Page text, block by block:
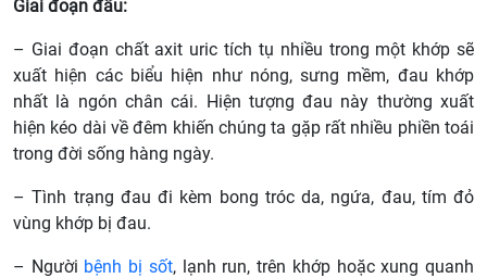
Giai đoạn đầu:
– Giai đoạn chất axit uric tích tụ nhiều trong một khớp sẽ
xuất hiện các biểu hiện như nóng, sưng mềm, đau khớp
nhất là ngón chân cái. Hiện tượng đau này thường xuất
hiện kéo dài về đêm khiến chúng ta gặp rất nhiều phiền toái
trong đời sống hàng ngày.
– Tình trạng đau đi kèm bong tróc da, ngứa, đau, tím đỏ
vùng khớp bị đau.
– Người bệnh bị sốt, lạnh run, trên khớp hoặc xung quanh